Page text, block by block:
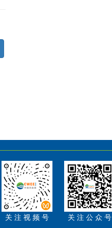
关 注 视 频 号 关 注 公 众 号